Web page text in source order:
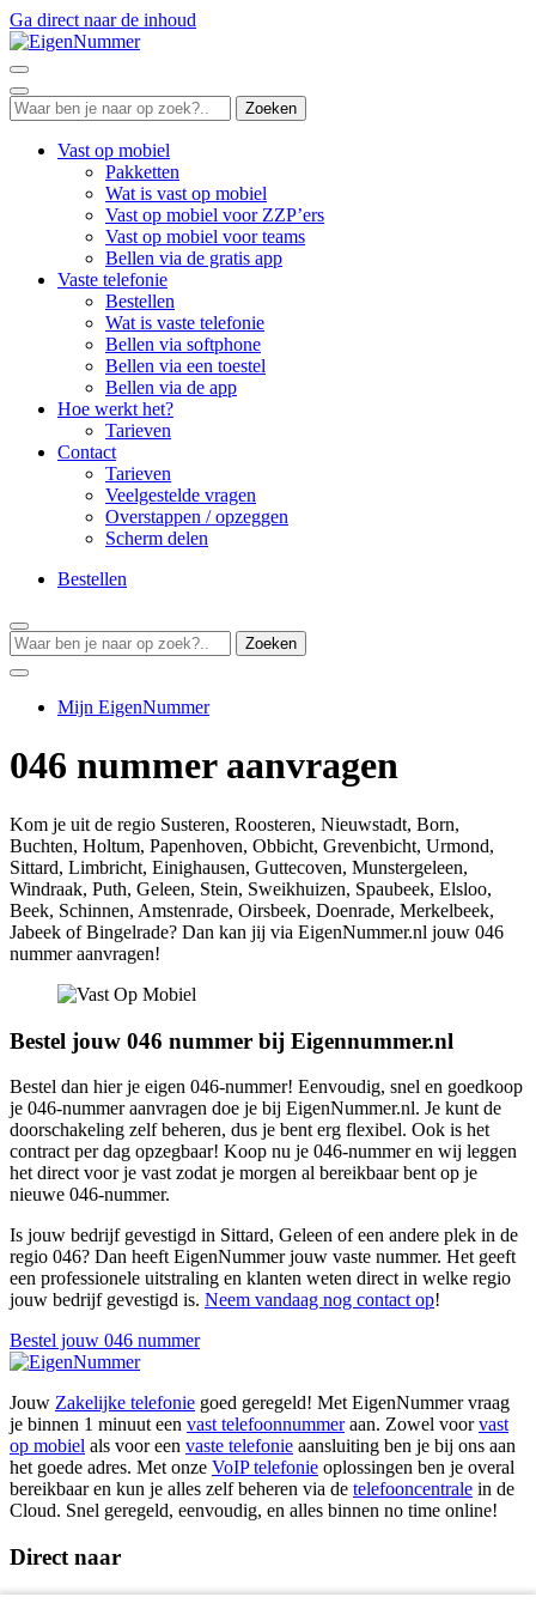
Ga direct naar de inhoud
Zoeken
Vast op mobiel
Pakketten
Wat is vast op mobiel
Vast op mobiel voor ZZP’ers
Vast op mobiel voor teams
Bellen via de gratis app
Vaste telefonie
Bestellen
Wat is vaste telefonie
Bellen via softphone
Bellen via een toestel
Bellen via de app
Hoe werkt het?
Tarieven
Contact
Tarieven
Veelgestelde vragen
Overstappen / opzeggen
Scherm delen
Bestellen
Zoeken
Mijn EigenNummer
046 nummer aanvragen
Kom je uit de regio Susteren, Roosteren, Nieuwstadt, Born,
Buchten, Holtum, Papenhoven, Obbicht, Grevenbicht, Urmond,
Sittard, Limbricht, Einighausen, Guttecoven, Munstergeleen,
Windraak, Puth, Geleen, Stein, Sweikhuizen, Spaubeek, Elsloo,
Beek, Schinnen, Amstenrade, Oirsbeek, Doenrade, Merkelbeek,
Jabeek of Bingelrade? Dan kan jij via EigenNummer.nl jouw 046
nummer aanvragen!
Bestel jouw 046 nummer bij Eigennummer.nl
Bestel dan hier je eigen 046-nummer! Eenvoudig, snel en goedkoop
je 046-nummer aanvragen doe je bij EigenNummer.nl. Je kunt de
doorschakeling zelf beheren, dus je bent erg flexibel. Ook is het
contract per dag opzegbaar! Koop nu je 046-nummer en wij leggen
het direct voor je vast zodat je morgen al bereikbaar bent op je
nieuwe 046-nummer.
Is jouw bedrijf gevestigd in Sittard, Geleen of een andere plek in de
regio 046? Dan heeft EigenNummer jouw vaste nummer. Het geeft
een professionele uitstraling en klanten weten direct in welke regio
jouw bedrijf gevestigd is. Neem vandaag nog contact op!
Bestel jouw 046 nummer
Jouw Zakelijke telefonie goed geregeld! Met EigenNummer vraag
je binnen 1 minuut een vast telefoonnummeraan. Zowel voorvast
op mobiel als voor een vaste telefonie aansluiting ben je bij ons aan
het goede adres. Met onze VoIP telefonie oplossingen ben je overal
bereikbaar en kun je alles zelf beheren via de telefooncentrale in de
Cloud. Snel geregeld, eenvoudig, en alles binnen no time online!
Direct naar